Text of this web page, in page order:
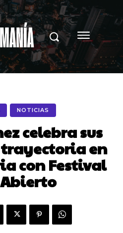
NOTICIAS
celebra sus
en
con Festival